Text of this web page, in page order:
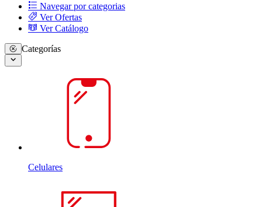
Navegar por categorias
Ver Ofertas
Ver Catálogo
Categorías
Celulares